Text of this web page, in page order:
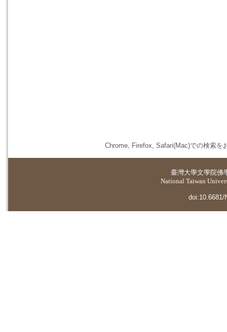
Chrome, Firefox, Safari(Mac)での検索を
臺灣大學文學院佛
National Taiwan
doi:10.6681/